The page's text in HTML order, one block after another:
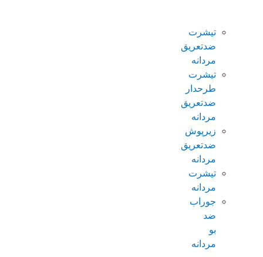
تیشرت
ضدتعریق
مردانه
تیشرت
طرحدار
ضدتعریق
مردانه
زیرپوش
ضدتعریق
مردانه
تیشرت
مردانه
جوراب
ضد
بو
مردانه